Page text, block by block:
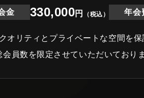
金 330,000円 （税込） 年会
オリティとプライベートな空間を保
会員数を限定させていただいており